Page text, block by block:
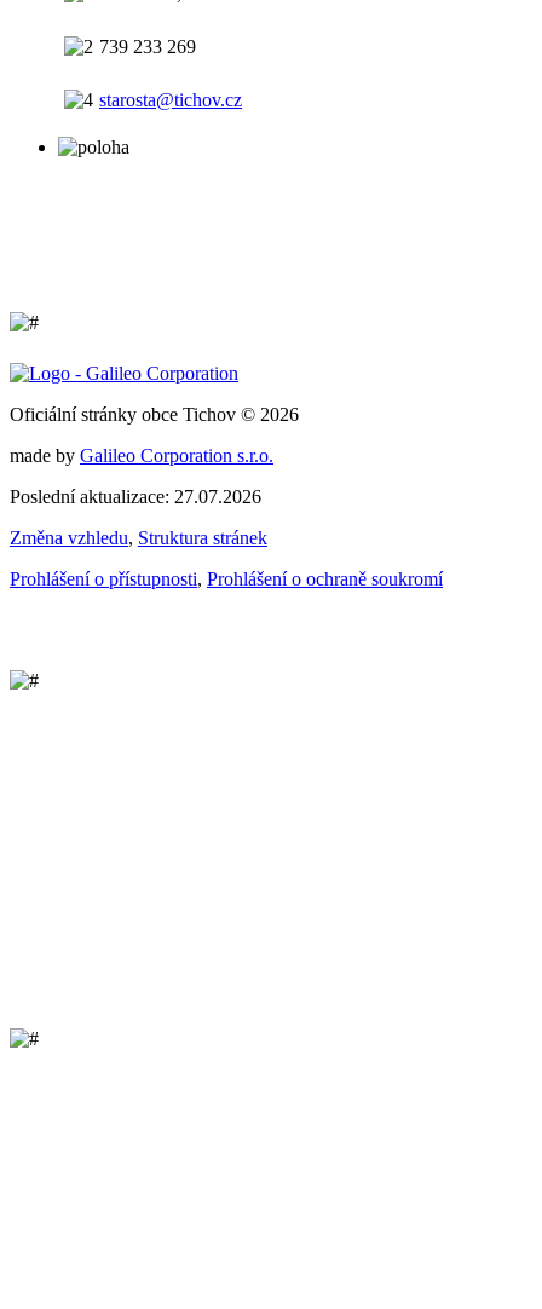
739 233 269
starosta@tichov.cz
Oficiální stránky obce Tichov © 2026
made by Galileo Corporation s.r.o.
Poslední aktualizace: 27.07.2026
Změna vzhledu, Struktura stránek
Prohlášení o přístupnosti, Prohlášení o ochraně soukromí